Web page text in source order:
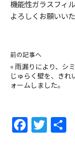
機能性ガラスフィ
よろしくお願いいた
前の記事へ
« 雨漏りにより、シ
じゅらく壁を、きれ
ォームしました。
F
a
T
w